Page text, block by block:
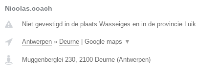
Nicolas.coach
Niet gevestigd in de plaats Wasseiges en in de provincie Luik.
Antwerpen » Deurne Google maps ▼
Muggenberglei 230, 2100 Deurne (Antwerpen)